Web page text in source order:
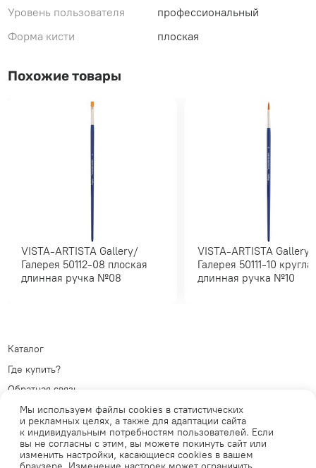
Уровень пользователя
профессиональный
Форма кисти
плоская
Похожие товары
VISTA-ARTISTA Gallery/
Галерея 50112-08 плоская
длинная ручка №08
VISTA-ARTISTA Gallery/
Галерея 50111-10 круглая
длинная ручка №10
Каталог
Где купить?
Обратная связь
Политика обработки
персональных данных
Публичная оферта
Телеграм
ВКонтакте
Мы используем файлы cookies в статистических
и рекламных целях, а также для адаптации сайта
к индивидуальным потребностям пользователей. Если
вы не согласны с этим, вы можете покинуть сайт или
изменить настройки, касающиеся cookies в вашем